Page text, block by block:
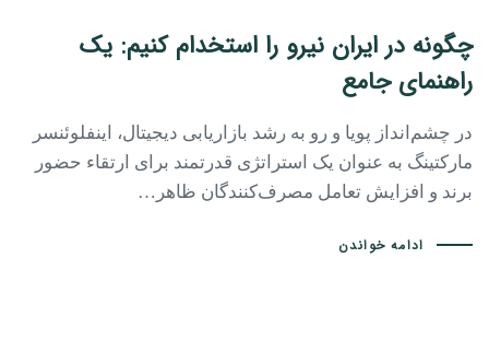
چگونه در ایران نیرو را استخدام کنیم: یک
راهنمای جامع
در چشم‌انداز پویا و رو به رشد بازاریابی دیجیتال، اینفلوئنسر
مارکتینگ به عنوان یک استراتژی قدرتمند برای ارتقاء حضور
برند و افزایش تعامل مصرف‌کنندگان ظاهر…
ادامه خواندن